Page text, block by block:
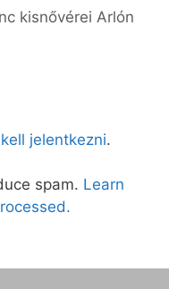
kisnővérei Arlón
jelentkezni.
spam. Learn